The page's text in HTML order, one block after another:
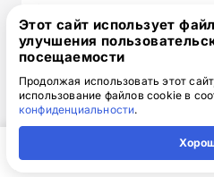
Обязательно укажите
Наш специалист свяжется
детали.
Выбирайте курс
Этот сайт использует
улучшения
посещаемости
Продолжая использовать этот
использование файлов cookie в
конфиденциальности.